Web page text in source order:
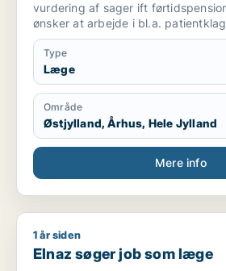
vurdering af sager ift
ønsker at arbejde i bl.a.
lignende institutioner.
Type
Læge
Område
Østjylland, Århus, Hele Jylland
Mere info
Elnaz søger job som læge
1 år siden
Elnaz søger job som læge